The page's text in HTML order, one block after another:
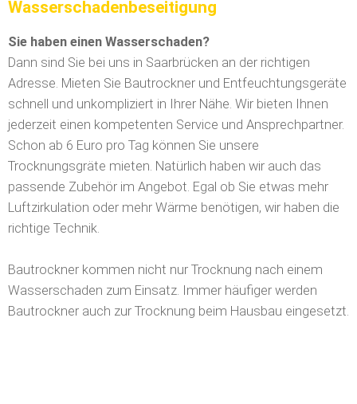
Wasserschadenbeseitigung
Sie haben einen Wasserschaden?
Dann sind Sie bei uns in Saarbrücken an der richtigen
Adresse. Mieten Sie Bautrockner und Entfeuchtungsgeräte
schnell und unkompliziert in Ihrer Nähe. Wir bieten Ihnen
jederzeit einen kompetenten Service und Ansprechpartner.
Schon ab 6 Euro pro Tag können Sie unsere
Trocknungsgräte mieten. Natürlich haben wir auch das
passende Zubehör im Angebot. Egal ob Sie etwas mehr
Luftzirkulation oder mehr Wärme benötigen, wir haben die
richtige Technik.
Bautrockner kommen nicht nur Trocknung nach einem
Wasserschaden zum Einsatz. Immer häufiger werden
Bautrockner auch zur Trocknung beim Hausbau eingesetzt.